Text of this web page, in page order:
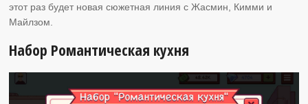
этот раз будет новая сюжетная линия с Жасмин, Кимми и
Майлзом.
Набор Романтическая кухня